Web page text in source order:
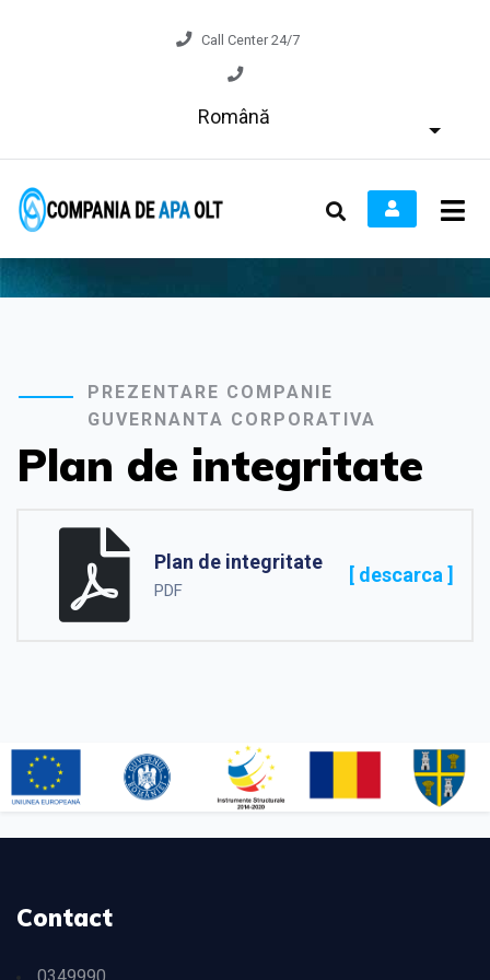
Call Center 24/7
Română
PREZENTARE COMPANIE
GUVERNANTA CORPORATIVA
Plan de integritate
Plan de integritate
PDF
[ descarca ]
Contact